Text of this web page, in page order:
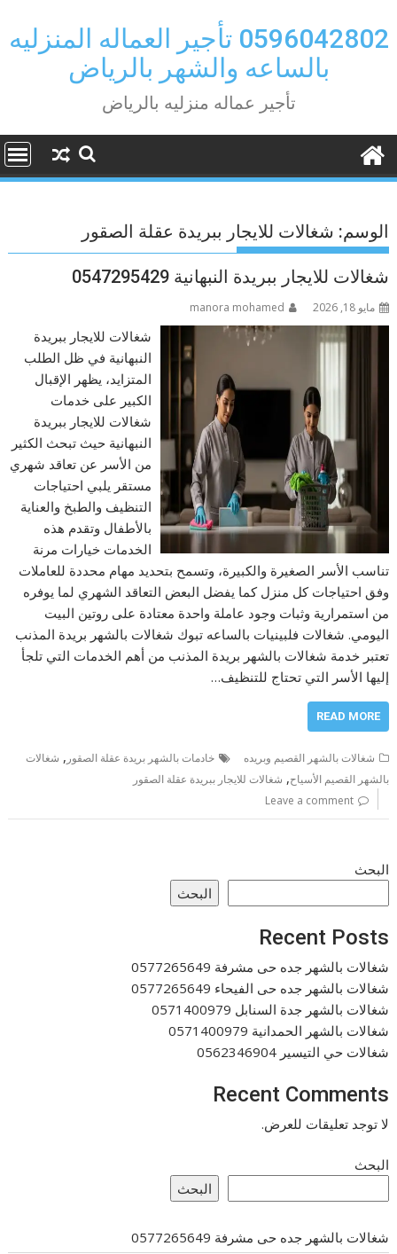
to
content
0596042802 تأجير العماله المنزليه
بالساعه والشهر بالرياض
تأجير عماله منزليه بالرياض
الوسم: شغالات للايجار ببريدة عقلة الصقور
شغالات للايجار ببريدة النبهانية 0547295429
مايو 18, 2026 manora mohamed
شغالات للايجار ببريدة
النبهانية في ظل الطلب
المتزايد، يظهر الإقبال
الكبير على خدمات
شغالات للايجار ببريدة
النبهانية حيث تبحث الكثير
من الأسر عن تعاقد شهري
مستقر يلبي احتياجات
التنظيف والطبخ والعناية
بالأطفال وتقدم هذه
الخدمات خيارات مرنة
تناسب الأسر الصغيرة والكبيرة، وتسمح بتحديد مهام محددة للعاملات
وفق احتياجات كل منزل كما يفضل البعض التعاقد الشهري لما يوفره
من استمرارية وثبات وجود عاملة واحدة معتادة على روتين البيت
اليومي. شغالات فلبينيات بالساعه تبوك شغالات بالشهر بريدة المذنب
تعتبر خدمة شغالات بالشهر بريدة المذنب من أهم الخدمات التي تلجأ
إليها الأسر التي تحتاج للتنظيف…
READ MORE
شغالات بالشهر القصيم وبريده خادمات بالشهر بريدة عقلة الصقور , شغالات
بالشهر القصيم الأسياح, شغالات للايجار ببريدة عقلة الصقور
Leave a comment
البحث
البحث
Recent Posts
شغالات بالشهر جده حى مشرفة 0577265649
شغالات بالشهر جده حى الفيحاء 0577265649
شغالات بالشهر جدة السنابل 0571400979
شغالات بالشهر الحمدانية 0571400979
شغالات حي التيسير 0562346904
Recent Comments
لا توجد تعليقات للعرض.
البحث
البحث
شغالات بالشهر جده حى مشرفة 0577265649